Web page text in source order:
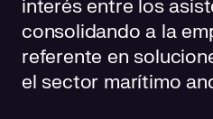
interés entre los
consolidando a la
referente en
el sector marítimo